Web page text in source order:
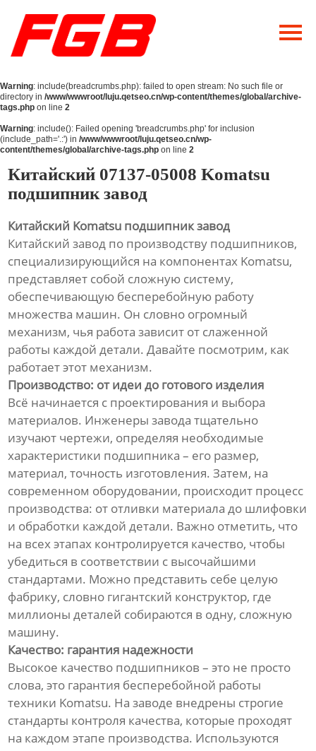
Главная
О Нас
Продукция
Новости
Warning: include(breadcrumbs.php): failed to open stream: No such file or
directory in /www/wwwroot/luju.qetseo.cn/wp-content/themes/global/archive-
tags.php on line 2
Warning: include(): Failed opening 'breadcrumbs.php' for inclusion
(include_path='.:') in /www/wwwroot/luju.qetseo.cn/wp-
content/themes/global/archive-tags.php on line 2
Китайский 07137-05008 Komatsu
подшипник завод
Китайский Komatsu подшипник завод
Китайский завод по производству подшипников,
специализирующийся на компонентах Komatsu,
представляет собой сложную систему,
обеспечивающую бесперебойную работу
множества машин. Он словно огромный
механизм, чья работа зависит от слаженной
работы каждой детали. Давайте посмотрим, как
работает этот механизм.
Производство: от идеи до готового изделия
Всё начинается с проектирования и выбора
материалов. Инженеры завода тщательно
изучают чертежи, определяя необходимые
характеристики подшипника – его размер,
материал, точность изготовления. Затем, на
современном оборудовании, происходит процесс
производства: от отливки материала до шлифовки
и обработки каждой детали. Важно отметить, что
на всех этапах контролируется качество, чтобы
убедиться в соответствии с высочайшими
стандартами. Можно представить себе целую
фабрику, словно гигантский конструктор, где
миллионы деталей собираются в одну, сложную
машину.
Качество: гарантия надежности
Высокое качество подшипников – это не просто
слова, это гарантия бесперебойной работы
техники Komatsu. На заводе внедрены строгие
стандарты контроля качества, которые проходят
на каждом этапе производства. Используются